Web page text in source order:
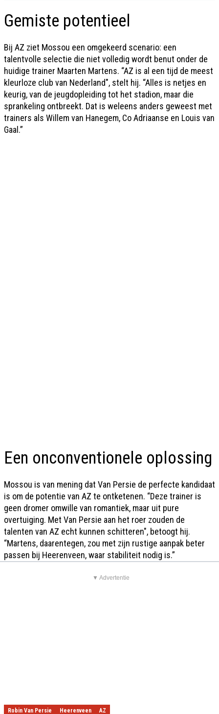
Gemiste potentieel
Bij AZ ziet Mossou een omgekeerd scenario: een
talentvolle selectie die niet volledig wordt benut onder de
huidige trainer Maarten Martens. “AZ is al een tijd de meest
kleurloze club van Nederland", stelt hij. “Alles is netjes en
keurig, van de jeugdopleiding tot het stadion, maar die
sprankeling ontbreekt. Dat is weleens anders geweest met
trainers als Willem van Hanegem, Co Adriaanse en Louis van
Gaal.”
Een onconventionele oplossing
Mossou is van mening dat Van Persie de perfecte kandidaat
is om de potentie van AZ te ontketenen. “Deze trainer is
geen dromer omwille van romantiek, maar uit pure
overtuiging. Met Van Persie aan het roer zouden de
talenten van AZ echt kunnen schitteren", betoogt hij.
“Martens, daarentegen, zou met zijn rustige aanpak beter
passen bij Heerenveen, waar stabiliteit nodig is.”
▼ Advertentie
Robin Van Persie Heerenveen AZ